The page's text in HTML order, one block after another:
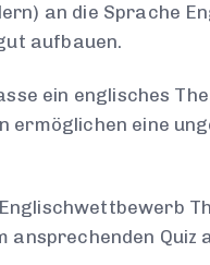
an die Sprache
aufbauen.
ein englisches
ermöglichen eine
ansprechenden Quiz